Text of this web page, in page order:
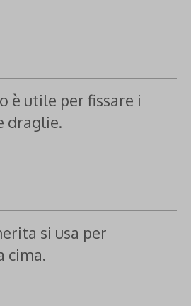
è utile per fissare i
draglie.
si usa per
cima.